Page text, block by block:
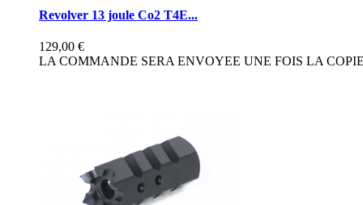
Revolver 13 joule Co2 T4E...
129,00 €
LA COMMANDE SERA ENVOYEE UNE FOIS LA